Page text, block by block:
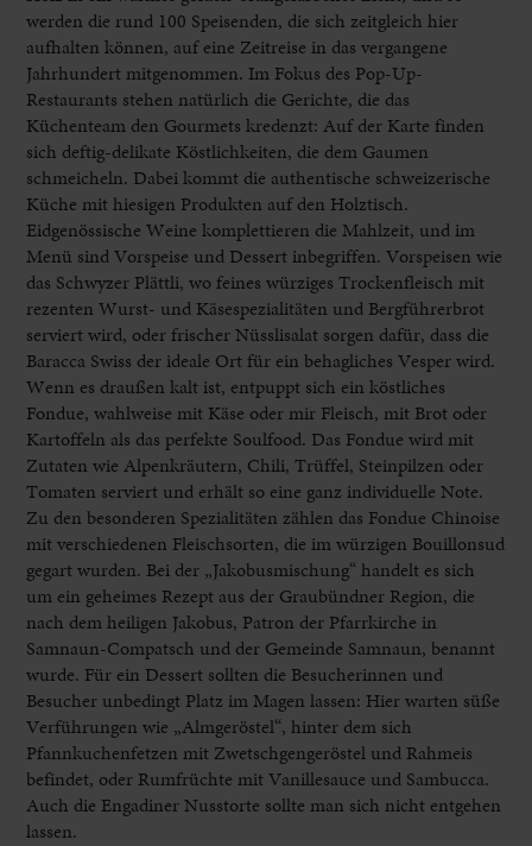
werden die rund 100 Speisenden, die sich zeitgleich hier
aufhalten können, auf eine Zeitreise in das vergangene
Jahrhundert mitgenommen. Im Fokus des Pop-Up-
Restaurants stehen natürlich die Gerichte, die das
Küchenteam den Gourmets kredenzt: Auf der Karte finden
sich deftig-delikate Köstlichkeiten, die dem Gaumen
schmeicheln. Dabei kommt die authentische schweizerische
Küche mit hiesigen Produkten auf den Holztisch.
Eidgenössische Weine komplettieren die Mahlzeit, und im
Menü sind Vorspeise und Dessert inbegriffen. Vorspeisen wie
das Schwyzer Plättli, wo feines würziges Trockenfleisch mit
rezenten Wurst- und Käsespezialitäten und Bergführerbrot
serviert wird, oder frischer Nüsslisalat sorgen dafür, dass die
Baracca Swiss der ideale Ort für ein behagliches Vesper wird.
Wenn es draußen kalt ist, entpuppt sich ein köstliches
Fondue, wahlweise mit Käse oder mir Fleisch, mit Brot oder
Kartoffeln als das perfekte Soulfood. Das Fondue wird mit
Zutaten wie Alpenkräutern, Chili, Trüffel, Steinpilzen oder
Tomaten serviert und erhält so eine ganz individuelle Note.
Zu den besonderen Spezialitäten zählen das Fondue Chinoise
mit verschiedenen Fleischsorten, die im würzigen Bouillonsud
gegart wurden. Bei der „Jakobusmischung“ handelt es sich
um ein geheimes Rezept aus der Graubündner Region, die
nach dem heiligen Jakobus, Patron der Pfarrkirche in
Samnaun-Compatsch und der Gemeinde Samnaun, benannt
wurde. Für ein Dessert sollten die Besucherinnen und
Besucher unbedingt Platz im Magen lassen: Hier warten süße
Verführungen wie „Almgeröstel“, hinter dem sich
Pfannkuchenfetzen mit Zwetschgengeröstel und Rahmeis
befindet, oder Rumfrüchte mit Vanillesauce und Sambucca.
Auch die Engadiner Nusstorte sollte man sich nicht entgehen
lassen.